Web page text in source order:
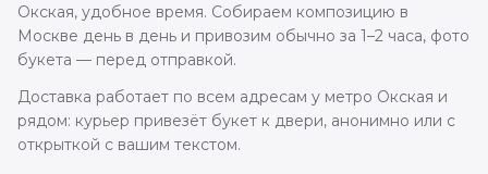
Окская, удобное время. Собираем композицию в
Москве день в день и привозим обычно за 1–2 часа, фото
букета — перед отправкой.
Доставка работает по всем адресам у метро Окская и
рядом: курьер привезёт букет к двери, анонимно или с
открыткой с вашим текстом.